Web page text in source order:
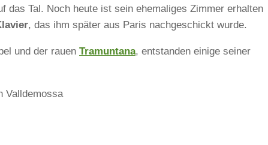
das Tal. Noch heute ist sein ehemaliges Zimmer erhalten
, das ihm später aus Paris nachgeschickt wurde.
und der rauen Tramuntana, entstanden einige seiner
Valldemossa